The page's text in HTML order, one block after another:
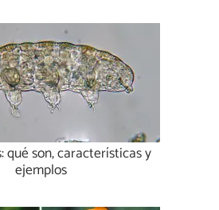
qué son, características y
ejemplos